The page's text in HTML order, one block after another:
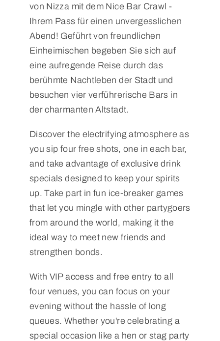
von Nizza mit dem Nice Bar Crawl -
Ihrem Pass für einen unvergesslichen
Abend! Geführt von freundlichen
Einheimischen begeben Sie sich auf
eine aufregende Reise durch das
berühmte Nachtleben der Stadt und
besuchen vier verführerische Bars in
der charmanten Altstadt.
Discover the electrifying atmosphere as
you sip four free shots, one in each bar,
and take advantage of exclusive drink
specials designed to keep your spirits
up. Take part in fun ice-breaker games
that let you mingle with other partygoers
from around the world, making it the
ideal way to meet new friends and
strengthen bonds.
With VIP access and free entry to all
four venues, you can focus on your
evening without the hassle of long
queues. Whether you're celebrating a
special occasion like a hen or stag party